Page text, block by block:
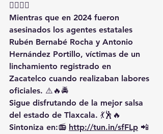
👮‍♂️👮‍♀️
Mientras que en 2024 fueron
asesinados los agentes estatales
Rubén Bernabé Rocha y Antonio
Hernández Portillo, víctimas de un
linchamiento registrado en
Zacatelco cuando realizaban labores
oficiales. ⚠️🔥🚔
Sigue disfrutando de la mejor salsa
del estado de Tlaxcala. 💃🕺🔥
Sintoniza en:📻 http://tun.in/sfFLp 📲